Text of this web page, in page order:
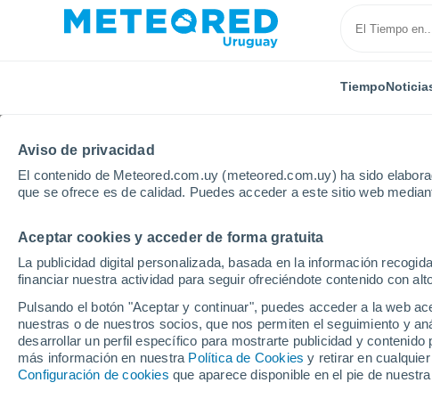
Aviso de privacidad
El contenido de Meteored.com.uy (meteored.com.uy) ha sido
que se ofrece es de calidad. Puedes acceder a este sitio web
Aceptar cookies y acceder de forma gratuita
La publicidad digital personalizada, basada en la información
financiar nuestra actividad para seguir ofreciéndote contenido con
Pulsando el botón "Aceptar y continuar", puedes acceder a la web
nuestras o de nuestros socios, que nos permiten el seguimiento y
desarrollar un perfil específico para mostrarte publicidad y
más información en nuestra Política de Cookies y retirar en
Configuración de cookies que aparece disponible en el pie de
Tiempo
Un fármaco contra el
el cerebro del Alzheimer,